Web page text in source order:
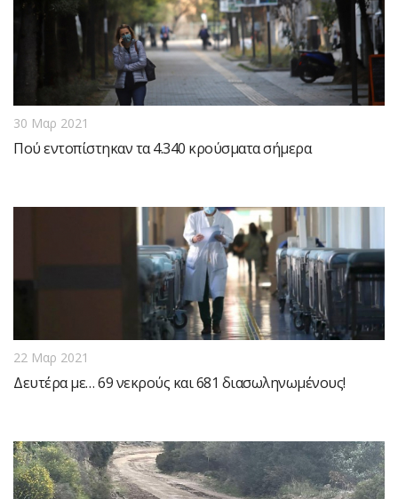
30 Μαρ 2021
Πού εντοπίστηκαν τα 4.340 κρούσματα σήμερα
22 Μαρ 2021
Δευτέρα με… 69 νεκρούς και 681 διασωληνωμένους!